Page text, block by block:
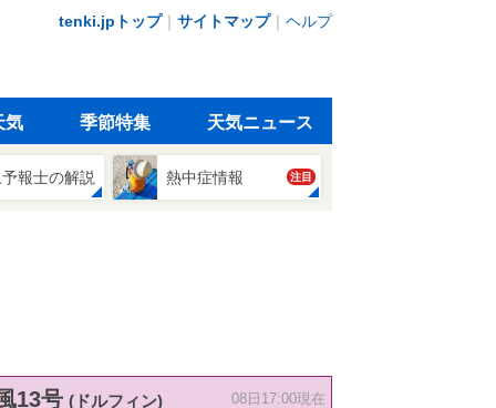
tenki.jpトップ｜ サイトマップ｜ ヘルプ
気 季節特集 天気ニュース
報士の解説 熱中症情報 注目
13号 (ドルフィン) 08日17:00現在